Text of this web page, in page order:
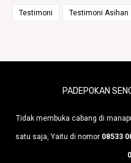
Testimoni Testimoni Asihan
PADEPOKAN
Tidak membuka cabang di
satu saja, Yaitu di nomor 08533